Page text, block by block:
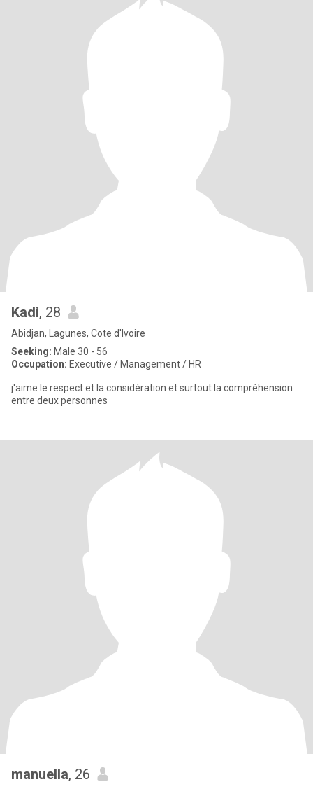
Kadi, 28
Abidjan, Lagunes, Cote d'Ivoire
Seeking: Male 30 - 56
Occupation: Executive / Management / HR
j'aime le respect et la considération et surtout la compréhension
entre deux personnes
manuella, 26